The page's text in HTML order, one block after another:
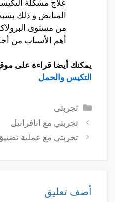
علاج مشكلة
المبايض و ذلك
من مستوى
أهم الأسباب من
يمكنك أيضا قراءة على
التكيس والحمل
التصنيفات
تجربتى
تجربتي مع انافرانيل
تجربتي مع عملية تضييق
أضف تعليق